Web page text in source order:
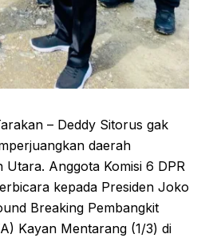
– Deddy Sitorus gak
daerah
Utara. Anggota Komisi 6 DPR
kepada Presiden Joko
Breaking Pembangkit
Kayan Mentarang (1/3) di